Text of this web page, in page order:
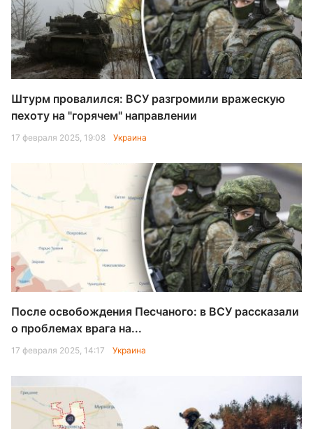
Штурм провалился: ВСУ разгромили вражескую
пехоту на "горячем" направлении
17 февраля 2025, 19:08 Украина
После освобождения Песчаного: в ВСУ рассказали
о проблемах врага на...
17 февраля 2025, 14:17 Украина